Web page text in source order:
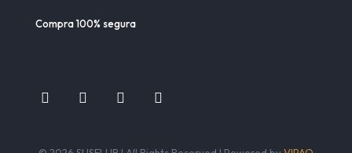
Compra 100% segura